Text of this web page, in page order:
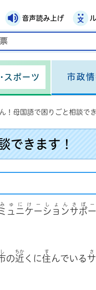
音声読み上げ
スポーツ 市政情
！母国語で困りごと相談でき
できます！
ュニケーションサポ
ゅにけーしょんさぽー
の近
ちか
くに住
す
んでいる